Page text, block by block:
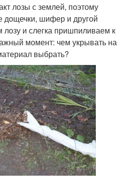
лозы с землей, поэтому
дощечки, шифер и другой
и слегка пришпиливаем к
момент: чем укрывать на
выбрать?